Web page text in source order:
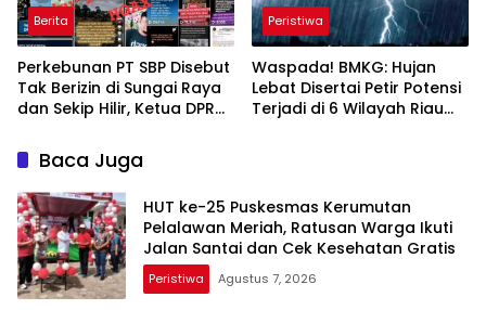
Berita
Perkebunan PT SBP Disebut
Tak Berizin di Sungai Raya
dan Sekip Hilir, Ketua DPRD
Sasaran Fitnah
Peristiwa
Waspada! BMKG: Hujan
Lebat Disertai Petir Potensi
Terjadi di 6 Wilayah Riau
Baca Juga
HUT ke-25 Puskesmas Kerumutan
Pelalawan Meriah, Ratusan Warga Ikuti
Jalan Santai dan Cek Kesehatan Gratis
Peristiwa Agustus 7, 2026